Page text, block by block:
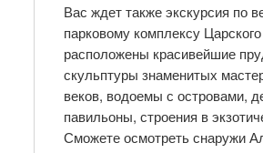
Вас ждет также экскурсия по
парковому комплексу
расположены красивейшие
скульптуры знаменитых
веков, водоемы с островами,
павильоны, строения в
Сможете осмотреть снаружи